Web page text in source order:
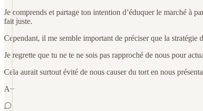
Je comprends et partage ton intention d’éduquer le marché à
fait juste.
Cependant, il me semble important de préciser que la
Je regrette que tu ne te ne sois pas rapproché de nous pour
Cela aurait surtout évité de nous causer du tort en nous
A+